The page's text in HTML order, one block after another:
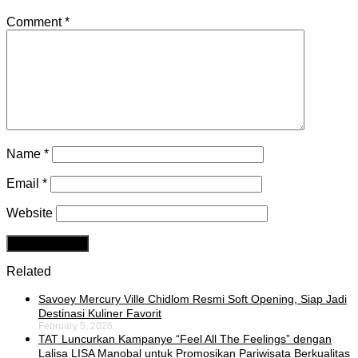
Comment*
Name *
Email *
Website
Related
Savoey Mercury Ville Chidlom Resmi Soft Opening, Siap Jadi
Destinasi Kuliner Favorit
February 5, 2026
TAT Luncurkan Kampanye “Feel All The Feelings” dengan
Lalisa LISA Manobal untuk Promosikan Pariwisata Berkualitas